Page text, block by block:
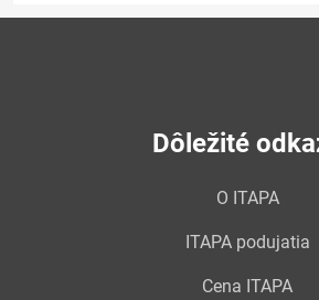
Dôležité
O ITAPA
ITAPA podujatia
Cena ITAPA